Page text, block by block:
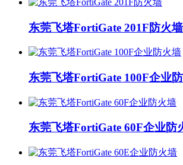
东莞飞塔FortiGate 201F防火墙
东莞飞塔FortiGate 100F企业
东莞飞塔FortiGate 60F企业防